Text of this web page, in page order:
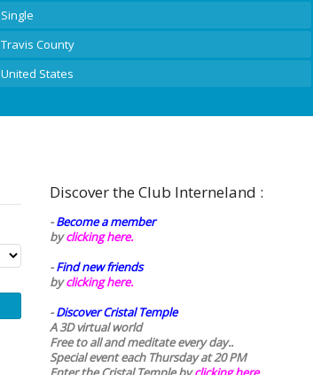
Single
Travis County
United States
Discover the Club Interneland :
-Become a member
byclicking here.
-Find new friends
byclicking here.
-Discover Cristal Temple
A 3D virtual world
Free to all and meditate every day..
Special event each Thursday at 20 PM